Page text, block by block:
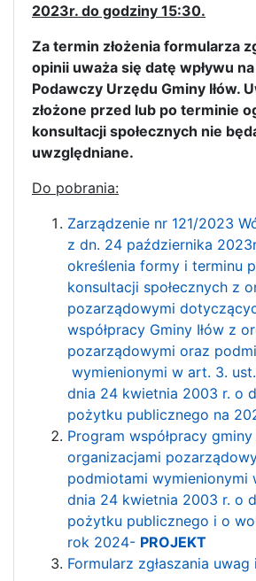
2023r. do godziny 15:30.
Za termin złożenia formularza
opinii uważa się datę wpływu
Podawczy Urzędu Gminy Iłów.
złożone przed lub po terminie
konsultacji społecznych nie
uwzględniane.
Do pobrania:
Zarządzenie nr 121/2023
z dn. 24 października
określenia formy i terminu
konsultacji społecznych z
pozarządowymi
współpracy Gminy Iłów z
pozarządowymi oraz
wymienionymi w art. 3.
dnia 24 kwietnia 2003 r. o
pożytku publicznego na
Program współpracy gminy
organizacjami
podmiotami wymienionymi
dnia 24 kwietnia 2003 r. o
pożytku publicznego i o
rok 2024- PROJEKT
Formularz zgłaszania uwag